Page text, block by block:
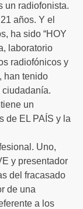
un radiofonista.
años. Y el
ha sido “HOY
laboratorio
radiofónicos y
han tenido
un
de EL PAÍS y la
Uno,
y presentador
del fracasado
de una
a los